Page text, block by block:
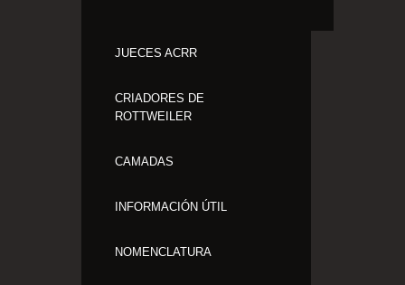
JUECES ACRR
CRIADORES DE
ROTTWEILER
CAMADAS
INFORMACIÓN ÚTIL
NOMENCLATURA